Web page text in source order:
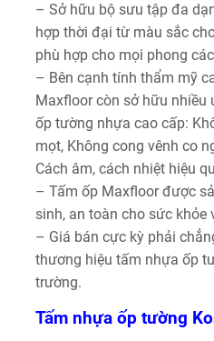
– Sở hữu bộ sưu tập đa
hợp thời đại từ màu sắc
phù hợp cho mọi phong
– Bên cạnh tính thẩm mỹ
Maxfloor còn sở hữu nhiều
ốp tường nhựa cao cấp:
mọt, Không cong vênh co
Cách âm, cách nhiệt hiệu
– Tấm ốp Maxfloor được
sinh, an toàn cho sức khỏe
– Giá bán cực kỳ phải
thương hiệu tấm nhựa ốp
trường.
Tấm nhựa ốp tường